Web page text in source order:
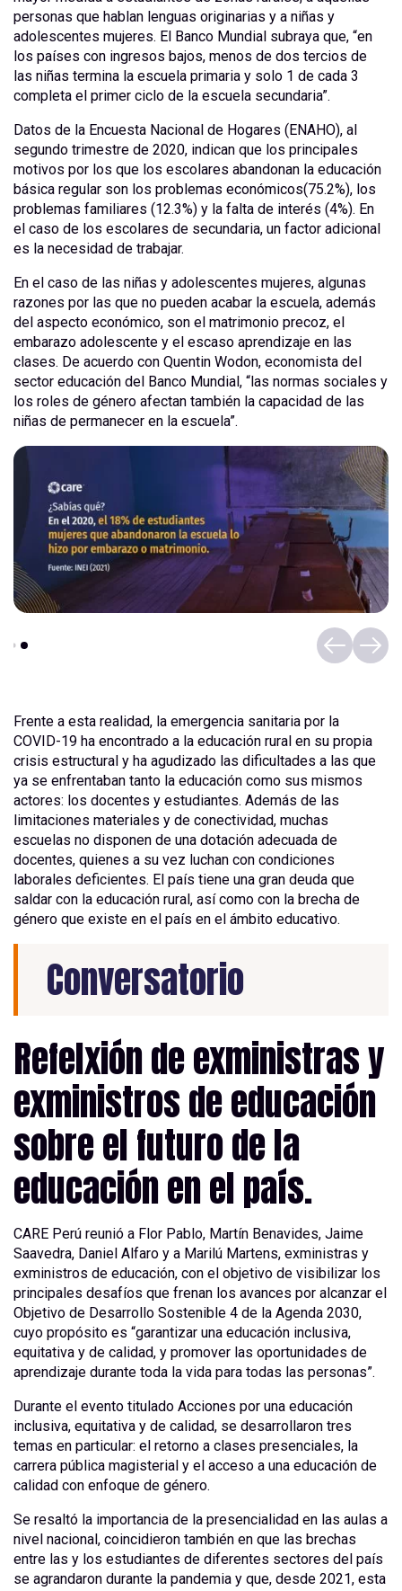
personas que hablan lenguas originarias y a niñas y
adolescentes mujeres. El Banco Mundial subraya que, “en
los países con ingresos bajos, menos de dos tercios de
las niñas termina la escuela primaria y solo 1 de cada 3
completa el primer ciclo de la escuela secundaria”.
Datos de la Encuesta Nacional de Hogares (ENAHO), al
segundo trimestre de 2020, indican que los principales
motivos por los que los escolares abandonan la educación
básica regular son los problemas económicos(75.2%), los
problemas familiares (12.3%) y la falta de interés (4%). En
el caso de los escolares de secundaria, un factor adicional
es la necesidad de trabajar.
En el caso de las niñas y adolescentes mujeres, algunas
razones por las que no pueden acabar la escuela, además
del aspecto económico, son el matrimonio precoz, el
embarazo adolescente y el escaso aprendizaje en las
clases. De acuerdo con Quentin Wodon, economista del
sector educación del Banco Mundial, “las normas sociales y
los roles de género afectan también la capacidad de las
niñas de permanecer en la escuela”.
Frente a esta realidad, la emergencia sanitaria por la
COVID-19 ha encontrado a la educación rural en su propia
crisis estructural y ha agudizado las dificultades a las que
ya se enfrentaban tanto la educación como sus mismos
actores: los docentes y estudiantes. Además de las
limitaciones materiales y de conectividad, muchas
escuelas no disponen de una dotación adecuada de
docentes, quienes a su vez luchan con condiciones
laborales deficientes. El país tiene una gran deuda que
saldar con la educación rural, así como con la brecha de
género que existe en el país en el ámbito educativo.
Conversatorio
Refelxión de exministras y
exministros de educación
sobre el futuro de la
educación en el país.
CARE Perú reunió a Flor Pablo, Martín Benavides, Jaime
Saavedra, Daniel Alfaro y a Marilú Martens, exministras y
exministros de educación, con el objetivo de visibilizar los
principales desafíos que frenan los avances por alcanzar el
Objetivo de Desarrollo Sostenible 4 de la Agenda 2030,
cuyo propósito es “garantizar una educación inclusiva,
equitativa y de calidad, y promover las oportunidades de
aprendizaje durante toda la vida para todas las personas”.
Durante el evento titulado Acciones por una educación
inclusiva, equitativa y de calidad, se desarrollaron tres
temas en particular: el retorno a clases presenciales, la
carrera pública magisterial y el acceso a una educación de
calidad con enfoque de género.
Se resaltó la importancia de la presencialidad en las aulas a
nivel nacional, coincidieron también en que las brechas
entre las y los estudiantes de diferentes sectores del país
se agrandaron durante la pandemia y que, desde 2021, esta